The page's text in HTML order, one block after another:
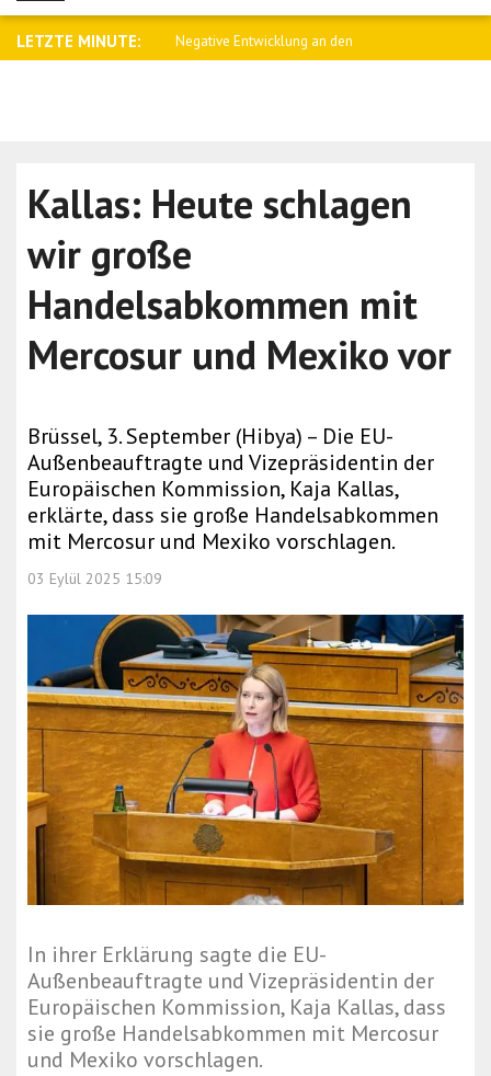
LETZTE MINUTE:
an den Saar: Das goldene Zeitalter der
Kallas: Heute schlagen
wir große
Handelsabkommen mit
Mercosur und Mexiko vor
Brüssel, 3. September (Hibya) – Die EU-
Außenbeauftragte und Vizepräsidentin der
Europäischen Kommission, Kaja Kallas,
erklärte, dass sie große Handelsabkommen
mit Mercosur und Mexiko vorschlagen.
03 Eylül 2025 15:09
In ihrer Erklärung sagte die EU-
Außenbeauftragte und Vizepräsidentin der
Europäischen Kommission, Kaja Kallas, dass
sie große Handelsabkommen mit Mercosur
und Mexiko vorschlagen.